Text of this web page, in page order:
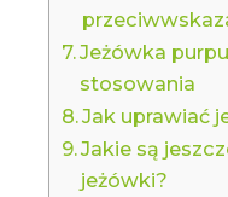
Jeżówka
stosowania
Jak uprawiać
Jakie są
jeżówki?